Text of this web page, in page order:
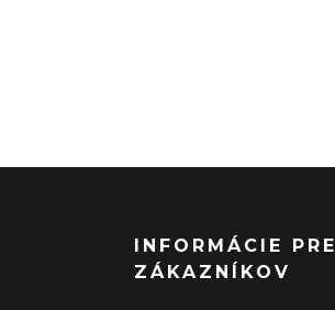
INFORMÁCIE PRE
ZÁKAZNÍKOV